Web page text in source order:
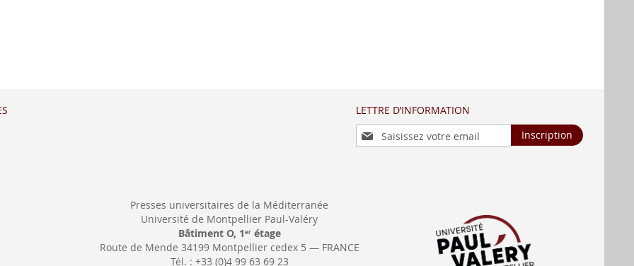
LETTRE D’INFORMATION
Inscription
à
Inscription
Presses universitaires de la Méditerranée
Université de Montpellier Paul-Valéry
Bâtiment O, 1 erétage
Route de Mende 34199 Montpellier cedex 5 — FRANCE
Tél. : +33 (0)4 99 63 69 23